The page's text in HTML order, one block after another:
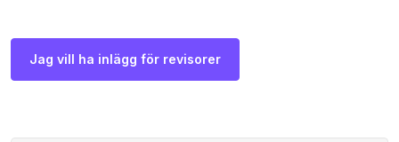
Jag vill ha inlägg för revisorer